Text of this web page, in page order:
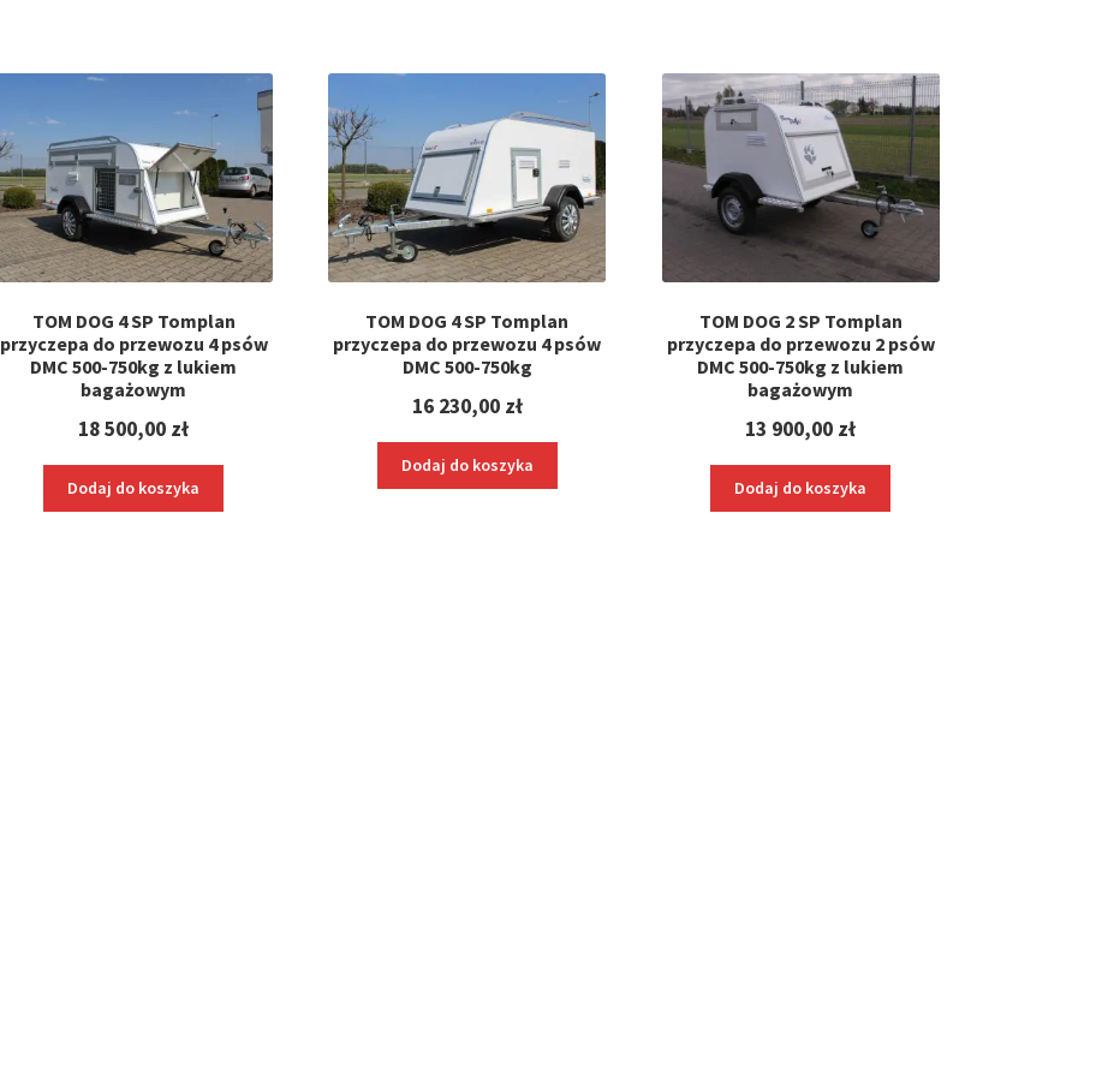
TOM DOG 4 SP Tomplan
przyczepa do przewozu 4 psów
DMC 500-750kg z lukiem
bagażowym
18 500,00 zł
Dodaj do koszyka
TOM DOG 4 SP Tomplan
przyczepa do przewozu 4 psów
DMC 500-750kg
16 230,00 zł
Dodaj do koszyka
TOM DOG 2 SP Tomplan
przyczepa do przewozu 2 psów
DMC 500-750kg z lukiem
bagażowym
13 900,00 zł
Dodaj do koszyka